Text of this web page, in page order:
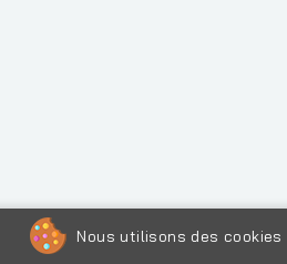
Nous utilisons des